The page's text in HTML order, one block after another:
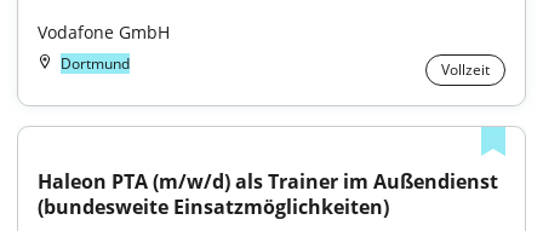
Vodafone GmbH
Dortmund Vollzeit
Haleon PTA (m/w/d) als Trainer im Außendienst
(bundesweite Einsatzmöglichkeiten)